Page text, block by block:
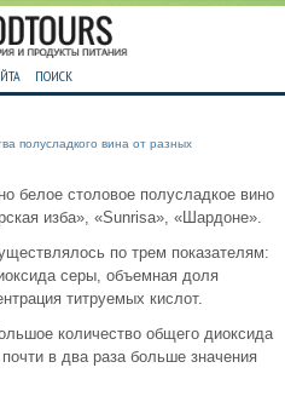
ПОИСК
полусладкого вина от разных
белое столовое полусладкое вино
изба», «Sunrisa», «Шардоне».
по трем показателям:
серы, объемная доля
титруемых кислот.
количество общего диоксида
в два раза больше значения